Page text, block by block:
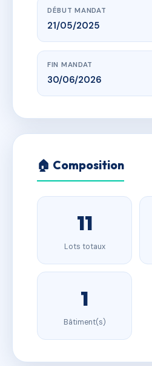
DÉBUT MANDAT
21/05/2025
FIN MANDAT
30/06/2026
🏠 Composition
11
Lots totaux
1
Bâtiment(s)